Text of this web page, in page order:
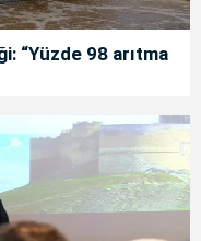
“Yüzde 98 arıtma